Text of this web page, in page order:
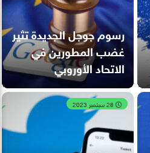
رسوم جوجل الجديدة تثير
غضب المطورين في
الاتحاد الأوروبي